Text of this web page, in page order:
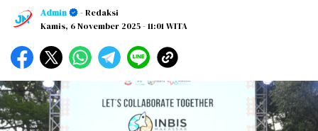
Admin
- Redaksi
Kamis, 6 November 2025- 11:01 WITA